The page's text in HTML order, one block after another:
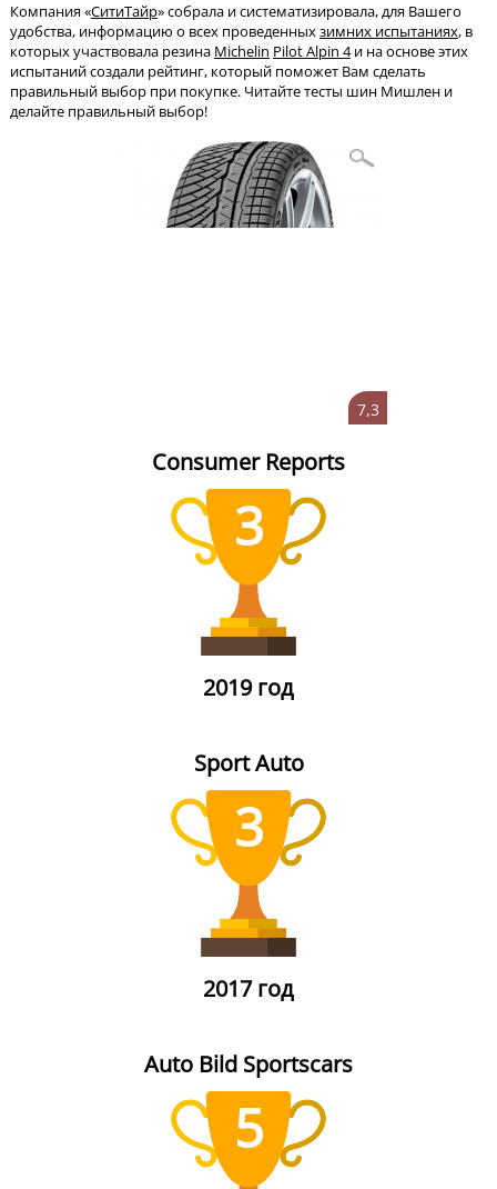
Компания «СитиТайр» собрала и систематизировала, для Вашего
удобства, информацию о всех проведенныхзимних испытаниях, в
которых участвовала резина Michelin Pilot Alpin 4и на основе этих
испытаний создали рейтинг, который поможет Вам сделать
правильный выбор при покупке. Читайте тесты шин Мишлен и
делайте правильный выбор!
7,3
Consumer Reports
3
2019 год
Sport Auto
3
2017 год
Auto Bild Sportscars
5